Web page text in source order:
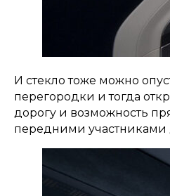
И стекло тоже можно
перегородки и тогда
дорогу и возможность
передними